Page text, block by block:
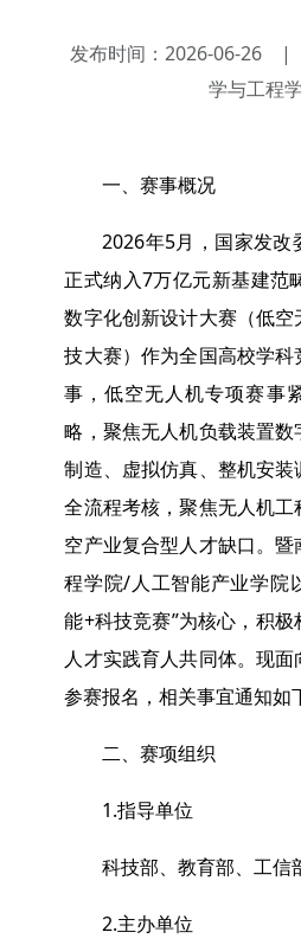
发布时间：2026-06-26 |
学与工程
一、赛事概况
2026年5月，国家发改
正式纳入7万亿元新基建范
数字化创新设计大赛（低
技大赛）作为全国高校学
事，低空无人机专项赛事
略，聚焦无人机负载装置
制造、虚拟仿真、整机安
全流程考核，聚焦无人机
空产业复合型人才缺口。
程学院/人工智能产业学院
能+科技竞赛”为核心，积
人才实践育人共同体。现
参赛报名，相关事宜通知如
二、赛项组织
1.指导单位
科技部、教育部、工信
2.主办单位